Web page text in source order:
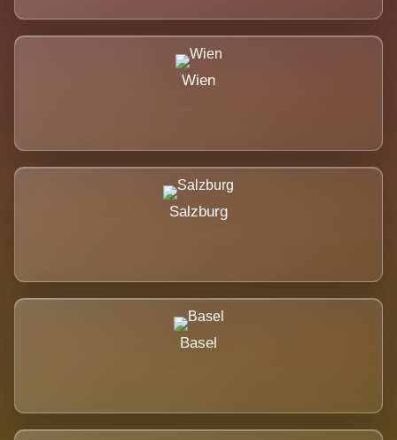
Wien
Salzburg
Basel